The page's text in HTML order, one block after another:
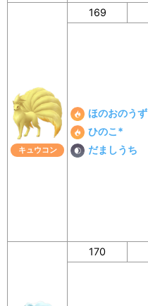
キュウコン
169
ほのおのうず
ひのこ*
だましうち
170